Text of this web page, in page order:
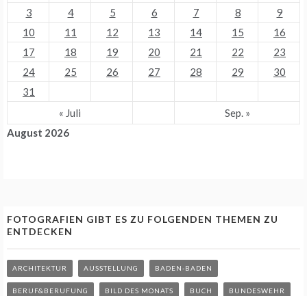
August 2026
3
4 5 6 7 8
9
10
11 12 13 14 15
16
17
18 19 20 21 22
23
24
25 26 27 28 29
30
31
« Juli
Sep. »
FOTOGRAFIEN GIBT ES ZU FOLGENDEN THEMEN ZU
ENTDECKEN
ARCHITEKTUR AUSSTELLUNG BADEN-BADEN
BERUF&BERUFUNG BILD DES MONATS BUCH BUNDESWEHR